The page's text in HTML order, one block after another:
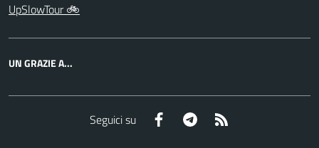
UpSlowTour 🚲
UN GRAZIE A...
Seguici su Facebook Telegram